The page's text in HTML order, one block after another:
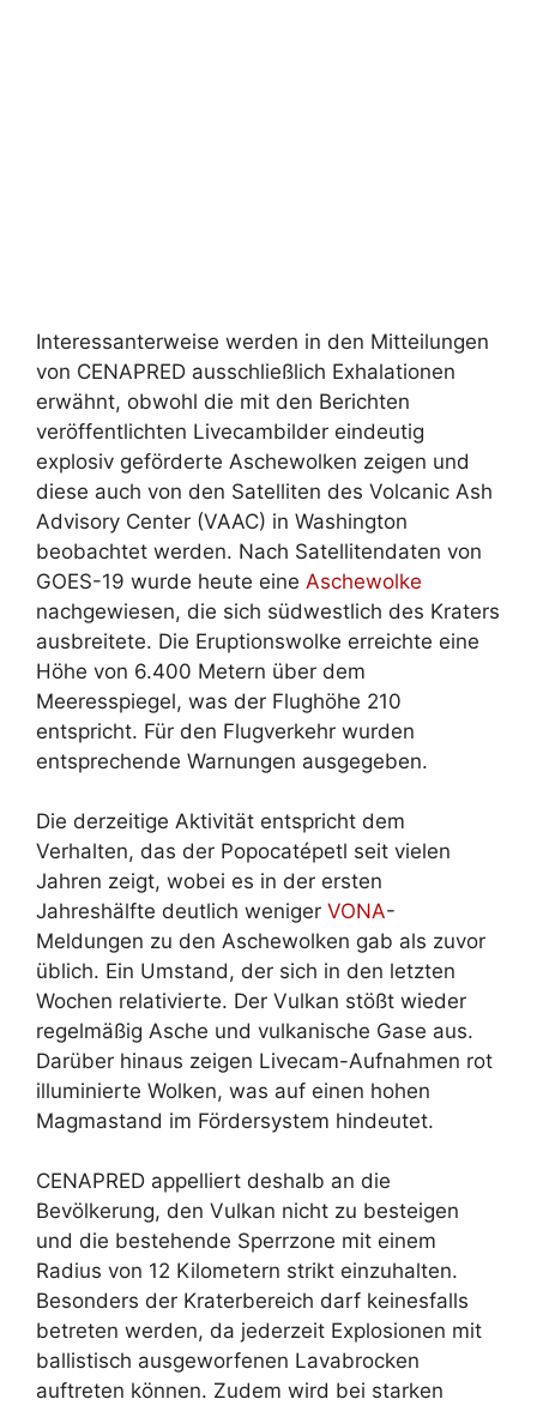
Interessanterweise werden in den Mitteilungen
von CENAPRED ausschließlich Exhalationen
erwähnt, obwohl die mit den Berichten
veröffentlichten Livecambilder eindeutig
explosiv geförderte Aschewolken zeigen und
diese auch von den Satelliten des Volcanic Ash
Advisory Center (VAAC) in Washington
beobachtet werden. Nach Satellitendaten von
GOES-19 wurde heute eine Aschewolke
nachgewiesen, die sich südwestlich des Kraters
ausbreitete. Die Eruptionswolke erreichte eine
Höhe von 6.400 Metern über dem
Meeresspiegel, was der Flughöhe 210
entspricht. Für den Flugverkehr wurden
entsprechende Warnungen ausgegeben.
Die derzeitige Aktivität entspricht dem
Verhalten, das der Popocatépetl seit vielen
Jahren zeigt, wobei es in der ersten
Jahreshälfte deutlich weniger VONA-
Meldungen zu den Aschewolken gab als zuvor
üblich. Ein Umstand, der sich in den letzten
Wochen relativierte. Der Vulkan stößt wieder
regelmäßig Asche und vulkanische Gase aus.
Darüber hinaus zeigen Livecam-Aufnahmen rot
illuminierte Wolken, was auf einen hohen
Magmastand im Fördersystem hindeutet.
CENAPRED appelliert deshalb an die
Bevölkerung, den Vulkan nicht zu besteigen
und die bestehende Sperrzone mit einem
Radius von 12 Kilometern strikt einzuhalten.
Besonders der Kraterbereich darf keinesfalls
betreten werden, da jederzeit Explosionen mit
ballistisch ausgeworfenen Lavabrocken
auftreten können. Zudem wird bei starken